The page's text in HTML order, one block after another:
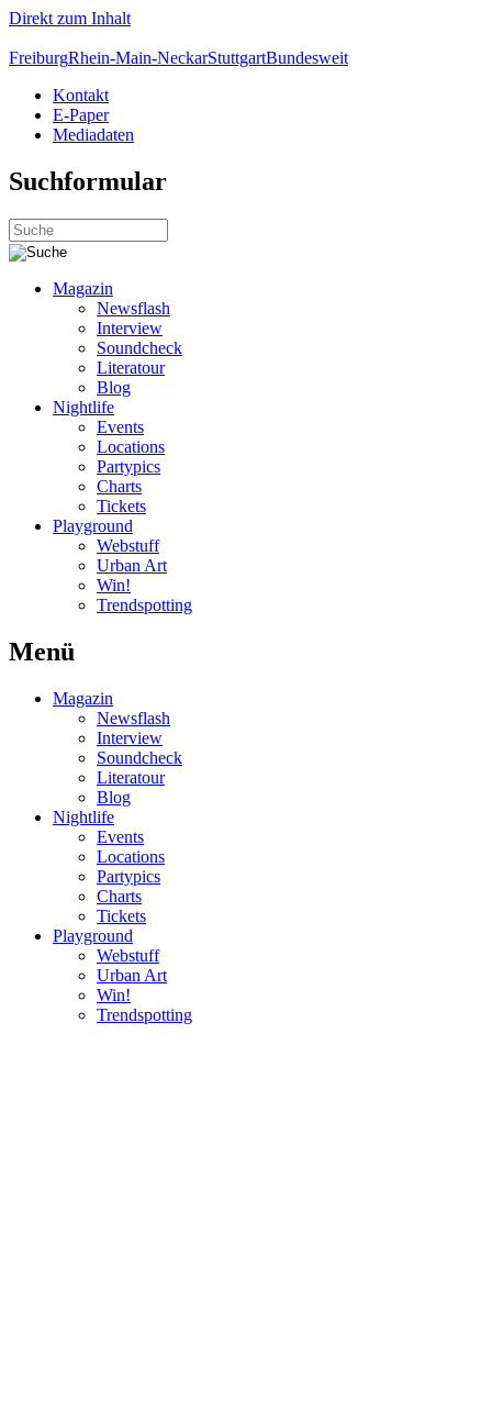
Direkt zum Inhalt
FreiburgRhein-Main-NeckarStuttgartBundesweit
Kontakt
E-Paper
Mediadaten
Suchformular
Magazin
Newsflash
Interview
Soundcheck
Literatour
Blog
Nightlife
Events
Locations
Partypics
Charts
Tickets
Playground
Webstuff
Urban Art
Win!
Trendspotting
Menü
Magazin
Newsflash
Interview
Soundcheck
Literatour
Blog
Nightlife
Events
Locations
Partypics
Charts
Tickets
Playground
Webstuff
Urban Art
Win!
Trendspotting